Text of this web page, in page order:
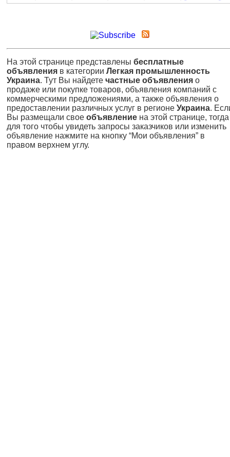
На этой странице представлены бесплатные
объявления в категории Легкая промышленность
Украина. Тут Вы найдете частные объявления о
продаже или покупке товаров, объявления компаний с
коммерческими предложениями, а также объявления о
предоставлении различных услуг в регионе Украина.
Вы размещали свое объявление на этой странице, тогда
для того чтобы увидеть запросы заказчиков или изменить
объявление нажмите на кнопку “Мои объявления” в
правом верхнем углу.